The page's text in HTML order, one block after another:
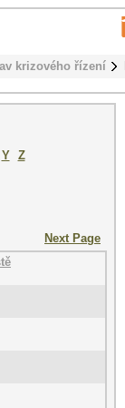
krizového řízení
Y
Z
Next Page